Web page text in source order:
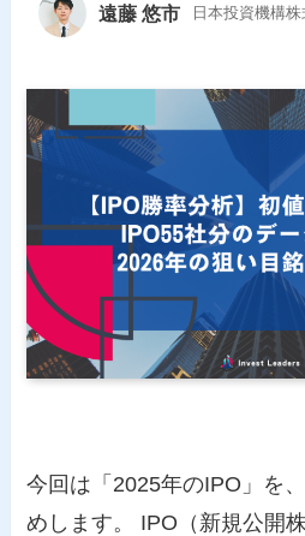
遠藤 悠市 日本投資機構
今回は「2025年のIPO」を
めします。 IPO（新規公開